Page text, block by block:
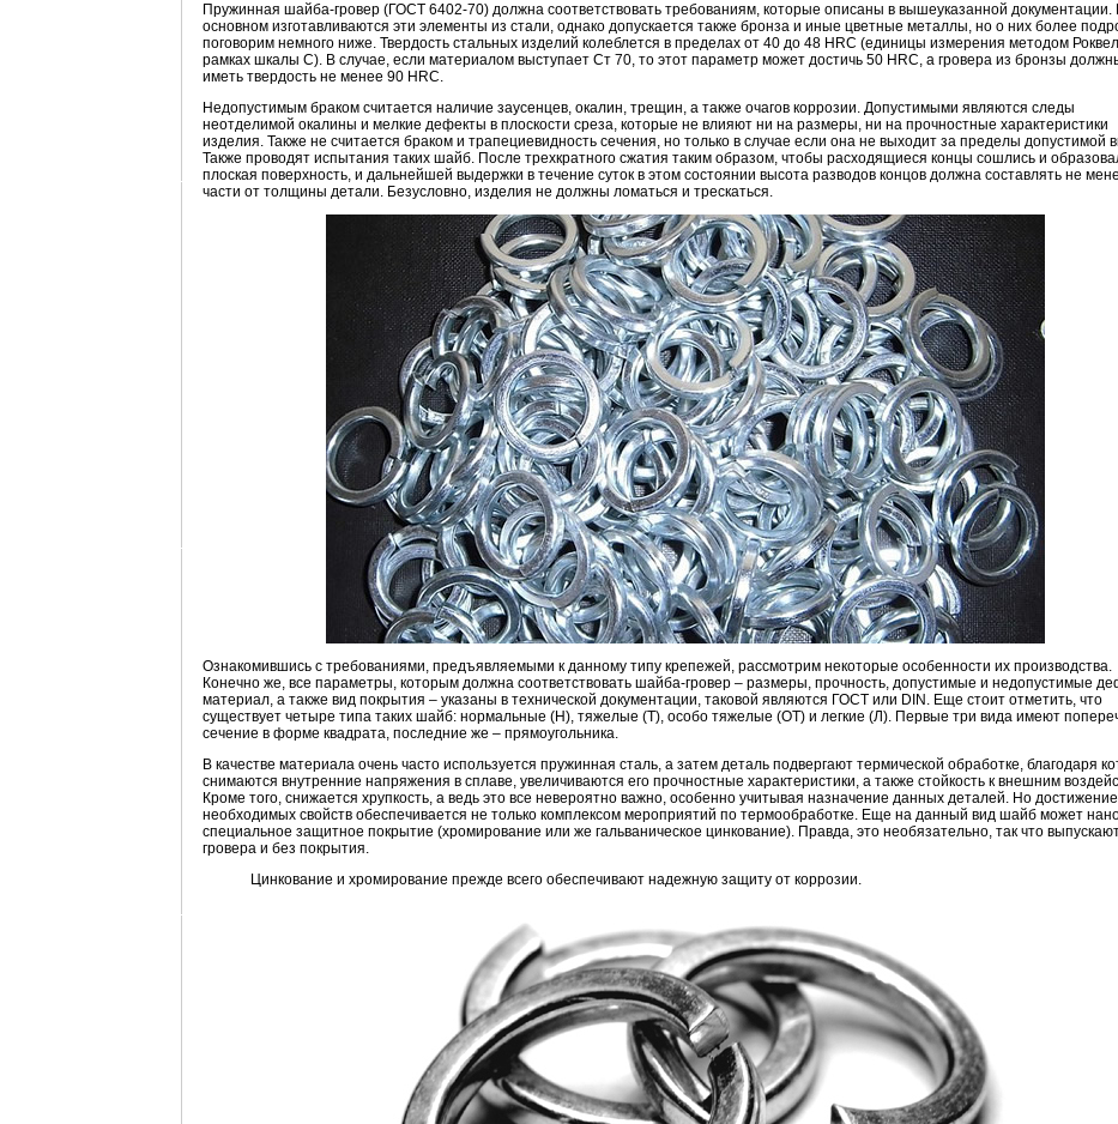
Пружинная шайба-гровер (ГОСТ 6402-70) должна соответствовать требованиям, которые описаны в вышеуказанной документации.
основном изготавливаются эти элементы из стали, однако допускается также бронза и иные цветные металлы, но о них более
поговорим немного ниже. Твердость стальных изделий колеблется в пределах от 40 до 48 HRC (единицы измерения методом
рамках шкалы С). В случае, если материалом выступает Ст 70, то этот параметр может достичь 50 HRC, а гровера из бронзы
иметь твердость не менее 90 HRC.
Недопустимым браком считается наличие заусенцев, окалин, трещин, а также очагов коррозии. Допустимыми являются следы
неотделимой окалины и мелкие дефекты в плоскости среза, которые не влияют ни на размеры, ни на прочностные характеристики
изделия. Также не считается браком и трапециевидность сечения, но только в случае если она не выходит за пределы допустимой
Также проводят испытания таких шайб. После трехкратного сжатия таким образом, чтобы расходящиеся концы сошлись и
плоская поверхность, и дальнейшей выдержки в течение суток в этом состоянии высота разводов концов должна составлять не
части от толщины детали. Безусловно, изделия не должны ломаться и трескаться.
Ознакомившись с требованиями, предъявляемыми к данному типу крепежей, рассмотрим некоторые особенности их производства.
Конечно же, все параметры, которым должна соответствовать шайба-гровер – размеры, прочность, допустимые и недопустимые
материал, а также вид покрытия – указаны в технической документации, таковой являются ГОСТ или DIN. Еще стоит отметить, что
существует четыре типа таких шайб: нормальные (Н), тяжелые (Т), особо тяжелые (ОТ) и легкие (Л). Первые три вида имеют
сечение в форме квадрата, последние же – прямоугольника.
В качестве материала очень часто используется пружинная сталь, а затем деталь подвергают термической обработке, благодаря
снимаются внутренние напряжения в сплаве, увеличиваются его прочностные характеристики, а также стойкость к внешним
Кроме того, снижается хрупкость, а ведь это все невероятно важно, особенно учитывая назначение данных деталей. Но достижение
необходимых свойств обеспечивается не только комплексом мероприятий по термообработке. Еще на данный вид шайб может
специальное защитное покрытие (хромирование или же гальваническое цинкование). Правда, это необязательно, так что
гровера и без покрытия.
Цинкование и хромирование прежде всего обеспечивают надежную защиту от коррозии.